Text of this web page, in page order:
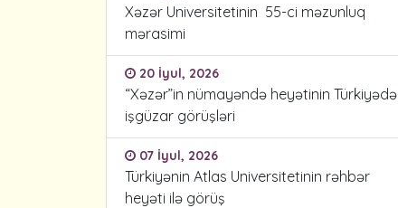
Xəzər Universitetinin 55-ci məzunluq
mərasimi
20 İyul, 2026
“Xəzər”in nümayəndə heyətinin Türkiyədə
işgüzar görüşləri
07 İyul, 2026
Türkiyənin Atlas Universitetinin rəhbər
heyəti ilə görüş